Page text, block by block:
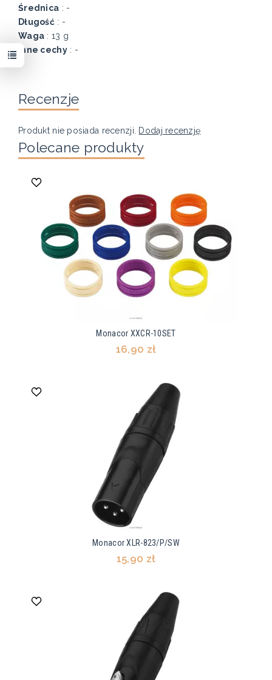
Średnica : -
Długość: -
Waga : 13 g
Inne cechy: -
Recenzje
Produkt nie posiada recenzji. Dodaj recenzję
Polecane produkty
Monacor XXCR-10SET
16,90 zł
Monacor XLR-823/P/SW
15,90 zł